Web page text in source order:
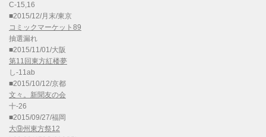
C-15,16
■2015/12/月末/東京
コミックマーケット89
抽選漏れ
■2015/11/01/大阪
第11回東方紅楼夢
し-11ab
■2015/10/12/京都
文々。新聞友の会
十-26
■2015/09/27/福岡
大⑨州東方祭12